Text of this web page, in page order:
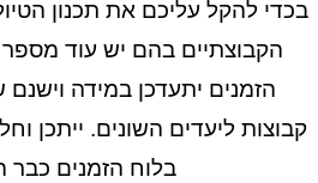
להקל עליכם את תכנון הטיול
הקבוצתיים בהם יש עוד מספר
הזמנים יתעדכן במידה וישנם
ליעדים השונים. ייתכן
בלוח הזמנים כבר